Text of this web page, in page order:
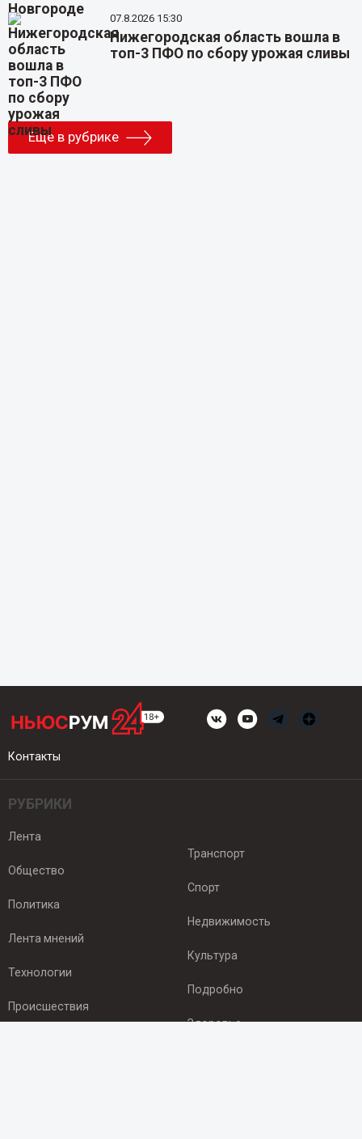
07.8.2026 15:30
Нижегородская область вошла в
топ-3 ПФО по сбору урожая сливы
Еще в рубрике
Контакты
РУБРИКИ
Лента
Общество
Политика
Лента мнений
Технологии
Происшествия
Транспорт
Спорт
Недвижимость
Культура
Подробно
Здоровье